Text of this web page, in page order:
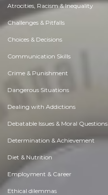
Atrocities, Racism & Inequality
Challenges & Pitfalls
Choices & Decisions
Communication Skills
Crime & Punishment
Dangerous Situations
Dealing with Addictions
Debatable Issues & Moral Questions
Determination & Achievement
Diet & Nutrition
Employment & Career
Ethical dilemmas